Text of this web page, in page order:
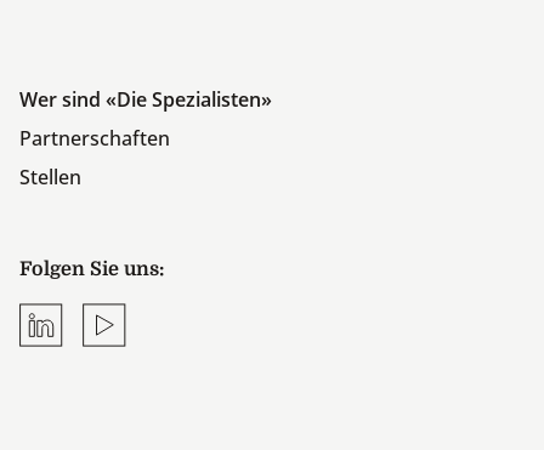
Wer sind «Die Spezialisten»
Partnerschaften
Stellen
Folgen Sie uns:
LinkedInYouTube